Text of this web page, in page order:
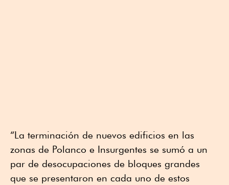
“La terminación de nuevos edificios en las
zonas de Polanco e Insurgentes se sumó a un
par de desocupaciones de bloques grandes
que se presentaron en cada uno de estos